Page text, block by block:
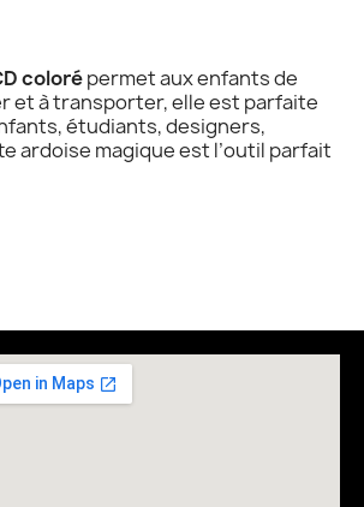
colorépermet aux enfants de
et à transporter, elle est parfaite
étudiants, designers,
ardoise magique est l’outil parfait